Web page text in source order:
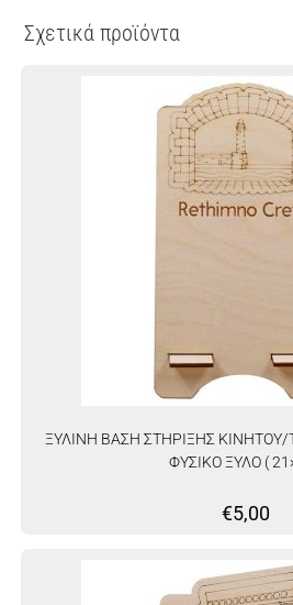
Σχετικά προϊόντα
ΞΥΛΙΝΗ ΒΑΣΗ ΣΤΗΡΙΞΗΣ ΚΙΝΗΤΟΥ/
ΦΥΣΙΚΟ ΞΥΛΟ (
€5,00